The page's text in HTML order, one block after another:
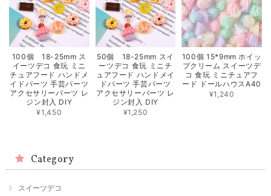
100個 18-25mm ス
イーツデコ 食玩 ミニ
チュアフード ハンドメ
イドパーツ 手芸パーツ
アクセサリーパーツ レ
ジン封入 DIY
¥1,450
50個 18-25mm スイ
ーツデコ 食玩 ミニチ
ュアフード ハンドメイ
ドパーツ 手芸パーツ
アクセサリーパーツ レ
ジン封入 DIY
¥1,250
100個 15*9mm ホイッ
プクリーム スイーツデ
コ 食玩 ミニチュアフ
ード ドールハウスA40
¥1,240
Category
スイーツデコ